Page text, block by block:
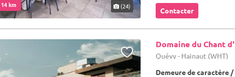
km (24) Contacter
Domaine du Chant
Quévy - Hainaut (WHT)
Demeure de caractère